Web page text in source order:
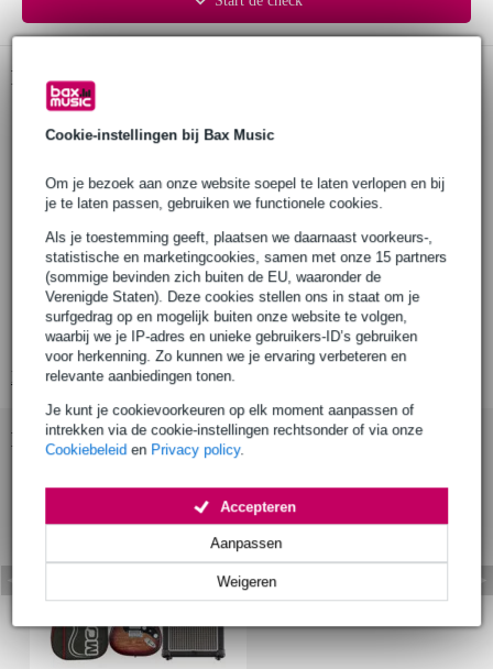
Cookie-instellingen bij Bax Music
Om je bezoek aan onze website soepel te laten verlopen en bij
je te laten passen, gebruiken we functionele cookies.
Als je toestemming geeft, plaatsen we daarnaast voorkeurs-,
statistische en marketingcookies, samen met onze 15 partners
(sommige bevinden zich buiten de EU, waaronder de
Verenigde Staten). Deze cookies stellen ons in staat om je
surfgedrag op en mogelijk buiten onze website te volgen,
waarbij we je IP-adres en unieke gebruikers-ID’s gebruiken
voor herkenning. Zo kunnen we je ervaring verbeteren en
relevante aanbiedingen tonen.
Je kunt je cookievoorkeuren op elk moment aanpassen of
intrekken via de cookie-instellingen rechtsonder of via onze
Cookiebeleid en Privacy policy.
Weigeren
Aanpassen
Accepteren
Productinformatie
Mooer elektrische gitaar
model: MSC20 Pro
materiaal: populier (poplar)
top: essen (select ash)
afwerking: zijdeglans (satin)
verbinding: geschroefd (bolt-on)
materiaal: esdoorn (roasted maple)
afwerking: zijdeglans (satin)
Bekijk alle productspecificaties
Bekijk ook eens (1)